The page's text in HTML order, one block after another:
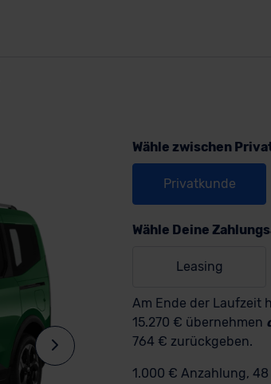
Wähle zwischen
Privatkunde
Wähle Deine
Leasing
Am Ende der Laufzeit
15.270 € übernehmen
764 € zurückgeben.
1.000 € Anzahlung,